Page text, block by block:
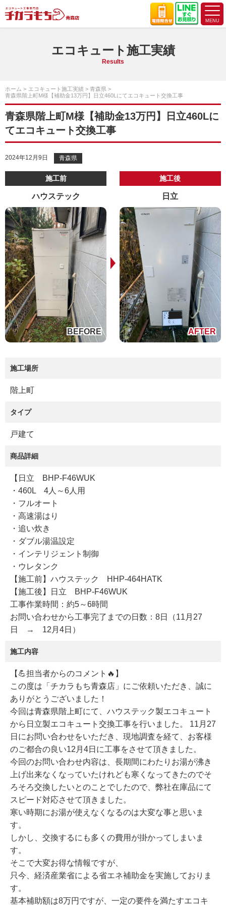
エコキュート施工実績
Results
ホーム エコキュート施工実績
青森県
青森県階上町M様【補助金13万円】日立460Lにてエコキュート交換工事
青森県階上町M様【補助金13万円】日立460Lに
てエコキュート交換工事
2024年12月9日 青森県
施工前
ハウステック
施工後
日立
施工場所
階上町
タイプ
戸建て
商品詳細
【日立 BHP-F46WUK
・460L 4人～6人用
・フルオート
・高速湯はり
・追い炊き
・ダブル湯温設定
・インテリジェント制御
・ウレタンク
【施工前】ハウステック HHP-464HATK
【施工後】日立 BHP-F46WUK
工事作業時間：約5～6時間
お問い合わせから工事完了までの日数：8日（11月27
日 → 12月4日）
施工内容
【💪担当者からのコメント🔥】
この度は「チカラもち青森店」にご依頼いただき、誠に
ありがとうございました！
今回は青森県階上町にて、ハウステック製エコキュート
から日立製エコキュート交換工事を行いました。 11月27
日にお問い合わせをいただき、現地調査を経て、お客様
のご都合の良い12月4日に工事をさせて頂きました。
今回のお問い合わせ内容は、長期間にわたりお湯が沸き
上げ出来なくなっていたけれども寒くなってきたのでそ
ろそろ交換したいとのことでしたので、弊社在庫品にて
スピード対応させて頂きました。
寒い時期にお湯が使えなくなるのは大変な事と思いま
す。
しかし、交換するにも多くの費用が掛かってしまいま
す。
そこで大変お得な情報ですが、
只今、経済産業省による省エネ補助金を実施しておりま
す。
基本補助額は8万円ですが、一定の要件を満たすエコキ